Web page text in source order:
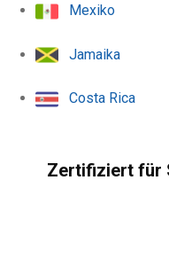
Mexiko
Jamaika
Costa Rica
Zertifiziert für